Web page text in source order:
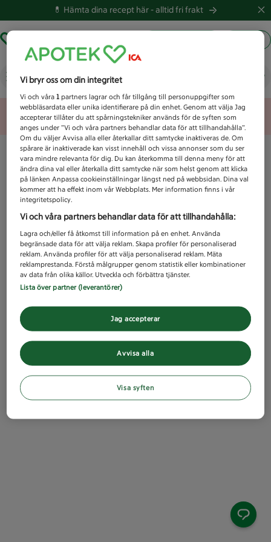
💊 Hämta dina recept här -alltid fri frakt
Vad letar du efter idag?
Unknown error
Vi bryr oss om din integritet
Vi och våra1 partners lagrar och får tillgång till personuppgifter som
webbläsardata eller unika identifierare på din enhet. Genom att välja Jag
accepterar tillåter du att spårningstekniker används för de syften som
anges under ”Vi och våra partners behandlar data för att tillhandahålla”.
Om du väljer Avvisa alla eller återkallar ditt samtycke inaktiveras de. Om
spårare är inaktiverade kan visst innehåll och vissa annonser som du ser
vara mindre relevanta för dig. Du kan återkomma till denna meny för att
ändra dina val eller återkalla ditt samtycke när som helst genom att klicka
på länken Anpassa cookieinställningar längst ned på webbsidan. Dina val
kommer att ha effekt inom vår Webbplats. Mer information finns i vår
integritetspolicy.
Vi och våra partners behandlar data för att tillhandahålla:
Lagra och/eller få åtkomst till information på en enhet. Använda
begränsade data för att välja reklam. Skapa profiler för personaliserad
reklam. Använda profiler för att välja personaliserad reklam. Mäta
reklamprestanda. Förstå målgrupper genom statistik eller kombinationer
av data från olika källor. Utveckla och förbättra tjänster.
Lista över partner (leverantörer)
Avvisa alla
Jag accepterar
Visa syften